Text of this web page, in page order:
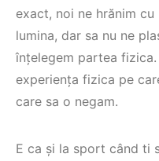
exact, noi ne hrănim
lumina, dar sa nu ne
înțelegem partea
experiența fizica pe
care sa o negam.
E ca și la sport când ti